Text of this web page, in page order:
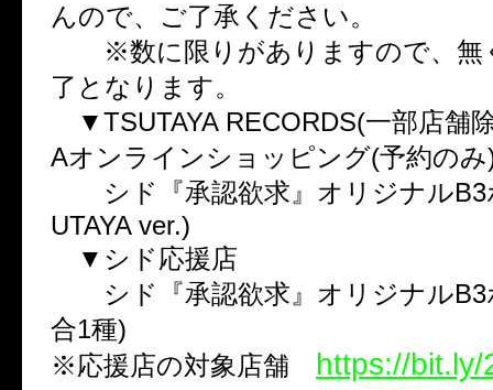
んので、ご了承ください。
※数に限りがありますので、無
了となります。
▼TSUTAYA RECORDS(一部店舗
Aオンラインショッピング(予約のみ
シド『承認欲求』オリジナルB3
UTAYA ver.)
▼シド応援店
シド『承認欲求』オリジナルB3
合1種)
※応援店の対象店舗 https://bit.ly/